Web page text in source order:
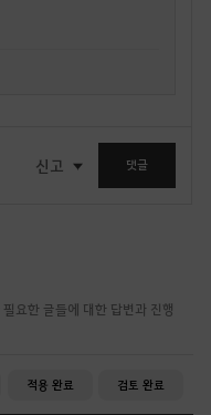
신고 댓글
요한 글들에 대한 답변과 진행
적용 완료 검토 완료